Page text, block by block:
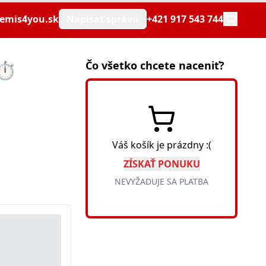
+421 917 543 744
Čo všetko chcete naceniť?
Váš košík je prázdny :(
ZÍSKAŤ PONUKU
NEVYŽADUJE SA PLATBA